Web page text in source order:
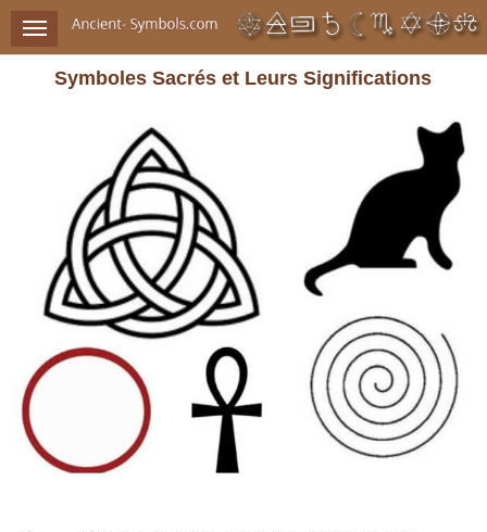
Symboles Sacrés et Leurs Significations